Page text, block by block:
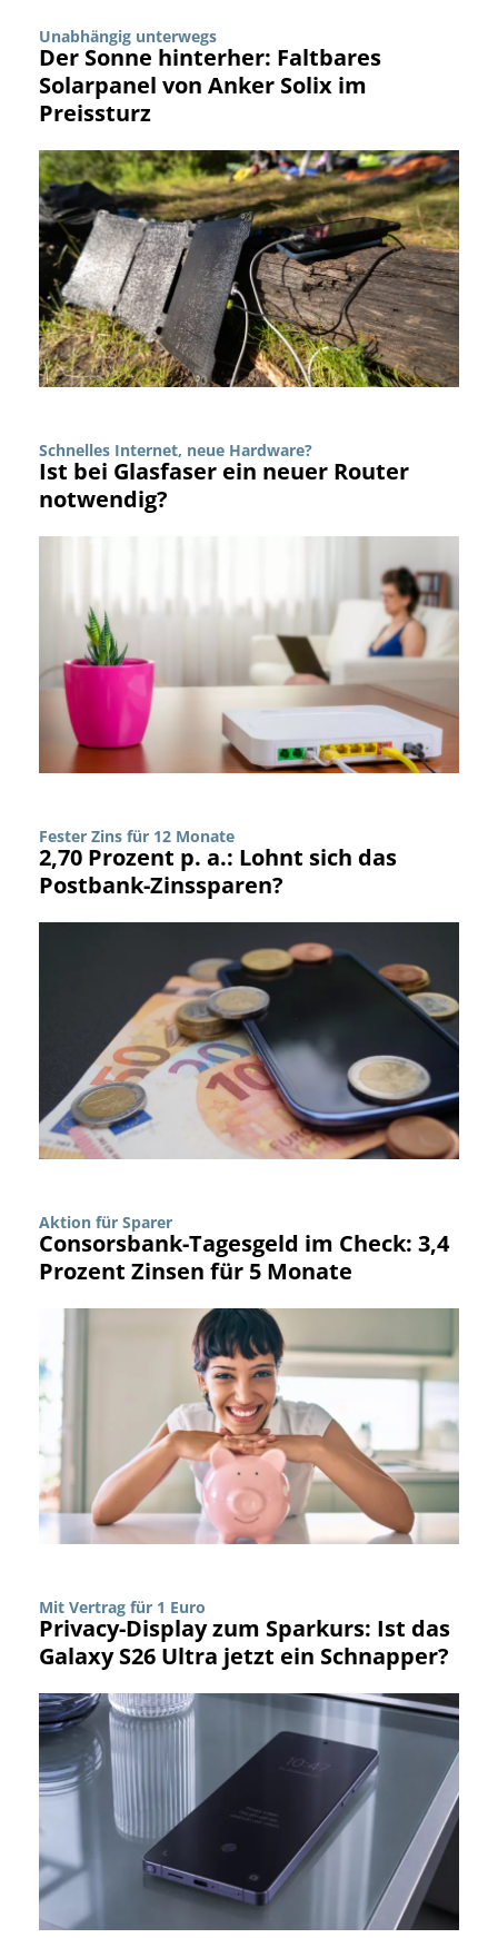
Unabhängig unterwegs
Der Sonne hinterher: Faltbares
Solarpanel von Anker Solix im
Preissturz
Schnelles Internet, neue Hardware?
Ist bei Glasfaser ein neuer Router
notwendig?
Fester Zins für 12 Monate
2,70 Prozent p. a.: Lohnt sich das
Postbank-Zinssparen?
Aktion für Sparer
Consorsbank-Tagesgeld im Check: 3,4
Prozent Zinsen für 5 Monate
Mit Vertrag für 1 Euro
Privacy-Display zum Sparkurs: Ist das
Galaxy S26 Ultra jetzt ein Schnapper?